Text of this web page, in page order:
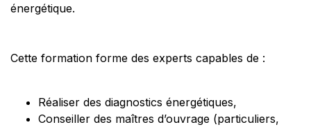
énergétique.
Cette formation forme des experts capables de :
Réaliser des diagnostics énergétiques,
Conseiller des maîtres d’ouvrage (particuliers,